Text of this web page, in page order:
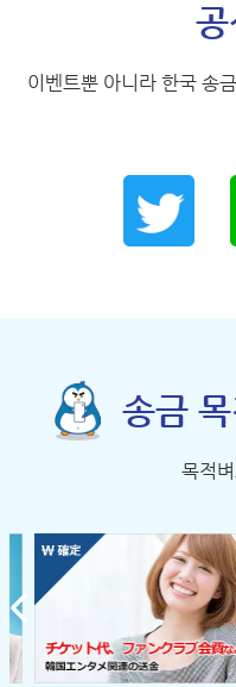
공
이벤트뿐 아니라 한국 송
송금
목적